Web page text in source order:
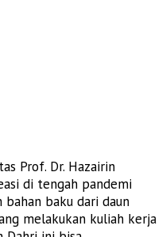
Prof. Dr. Hazairin
di tengah pandemi
bahan baku dari daun
melakukan kuliah kerja